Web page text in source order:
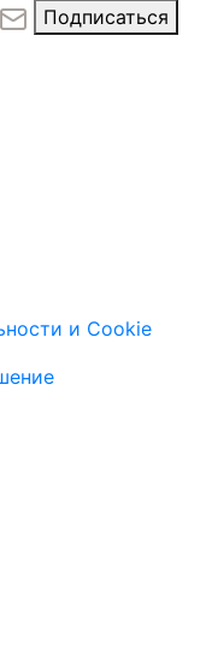
Подписаться
и Cookie